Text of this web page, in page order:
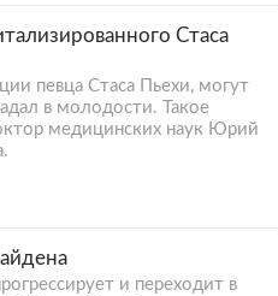
Стаса
певца Стаса Пьехи, могут
в молодости. Такое
медицинских наук Юрий
и переходит в